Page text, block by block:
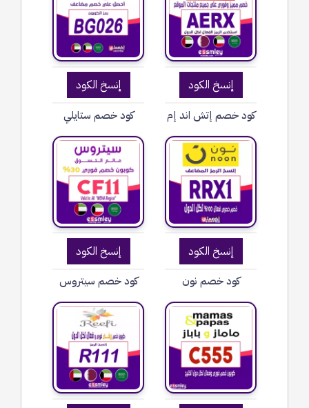
إنسخ الكود
كود خصم إتش اند إم
إنسخ الكود
كود خصم ستايلي
إنسخ الكود
كود خصم نون
إنسخ الكود
كود خصم سيتروس